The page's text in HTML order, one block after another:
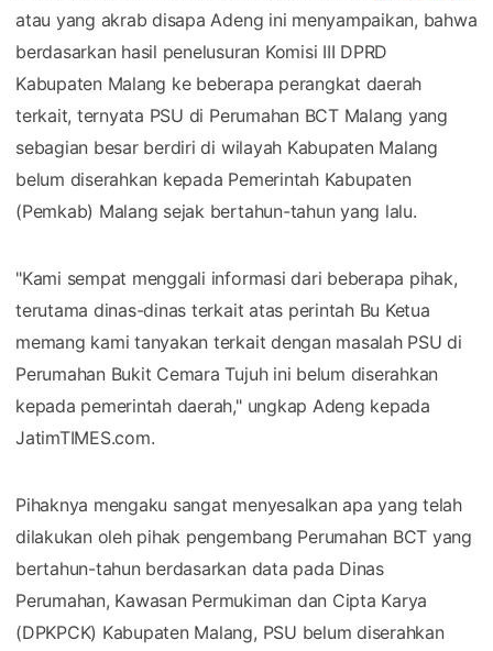
atau yang akrab disapa Adeng ini menyampaikan, bahwa
berdasarkan hasil penelusuran Komisi III DPRD
Kabupaten Malang ke beberapa perangkat daerah
terkait, ternyata PSU di Perumahan BCT Malang yang
sebagian besar berdiri di wilayah Kabupaten Malang
belum diserahkan kepada Pemerintah Kabupaten
(Pemkab) Malang sejak bertahun-tahun yang lalu.
"Kami sempat menggali informasi dari beberapa pihak,
terutama dinas-dinas terkait atas perintah Bu Ketua
memang kami tanyakan terkait dengan masalah PSU di
Perumahan Bukit Cemara Tujuh ini belum diserahkan
kepada pemerintah daerah," ungkap Adeng kepada
JatimTIMES.com.
Pihaknya mengaku sangat menyesalkan apa yang telah
dilakukan oleh pihak pengembang Perumahan BCT yang
bertahun-tahun berdasarkan data pada Dinas
Perumahan, Kawasan Permukiman dan Cipta Karya
(DPKPCK) Kabupaten Malang, PSU belum diserahkan